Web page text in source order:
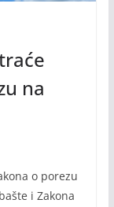
na
o porezu
i Zakona